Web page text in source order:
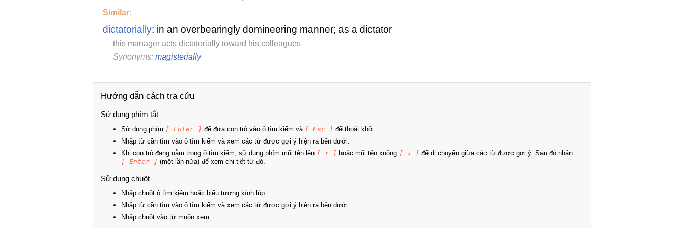
Similar:
dictatorially: in an overbearingly domineering manner; as a dictator
this manager acts dictatorially toward his colleagues
Synonyms: magisterially
Hướng dẫn cách tra cứu
Sử dụng phím tắt
Sử dụng phím [ Enter ] để đưa con trỏ vào ô tìm kiếm và [ Esc ] để thoát khỏi.
Nhập từ cần tìm vào ô tìm kiếm và xem các từ được gợi ý hiện ra bên dưới.
Khi con trỏ đang nằm trong ô tìm kiếm, sử dụng phím mũi tên lên [ ↑ ] hoặc mũi tên xuống [ ↓ ] để di chuyển giữa các từ được gợi ý. Sau đó nhấn
[ Enter ] (một lần nữa) để xem chi tiết từ đó.
Sử dụng chuột
Nhấp chuột ô tìm kiếm hoặc biểu tượng kính lúp.
Nhập từ cần tìm vào ô tìm kiếm và xem các từ được gợi ý hiện ra bên dưới.
Nhấp chuột vào từ muốn xem.